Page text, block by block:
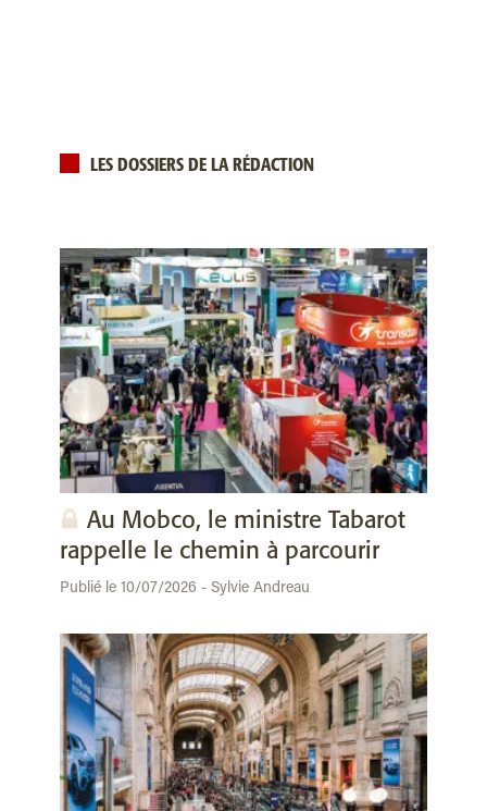
LES DOSSIERS DE LA RÉDACTION
Au Mobco, le ministre Tabarot
rappelle le chemin à parcourir
Publié le 10/07/2026 - Sylvie Andreau